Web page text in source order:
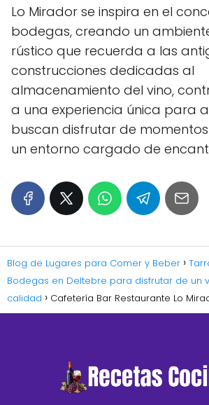
Lo Mirador se inspira en el
bodegas, creando un
rústico que recuerda a las
construcciones dedicadas al
almacenamiento del vino,
a una experiencia única para
buscan disfrutar de
un entorno cargado de
Blog de Lugares para Comer y Beber
Bodegas en Deltebre para disfrutar de un
calidad
Cafetería Bar Restaurante Lo